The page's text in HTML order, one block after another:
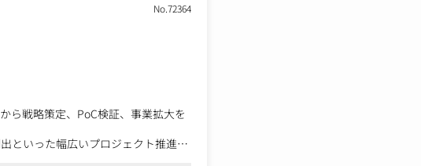
No.72364
ら戦略策定、PoC検証、事業拡大を
といった幅広いプロジェクト推進を